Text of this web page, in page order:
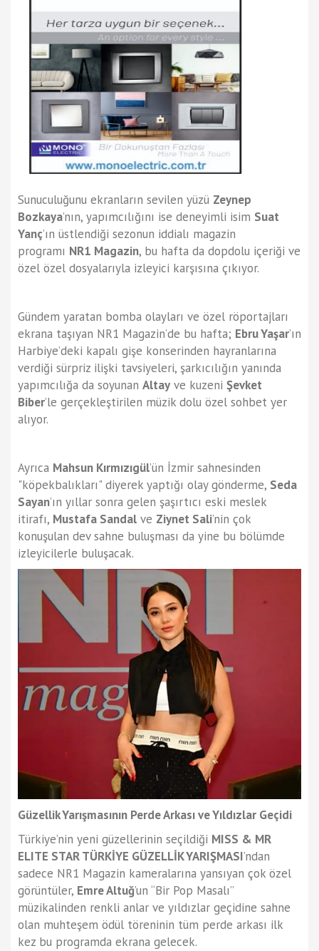
Sunuculuğunu ekranların sevilen yüzü Zeynep
Bozkaya’nın, yapımcılığını ise deneyimli isim Suat
Yanç’ın üstlendiği sezonun iddialı magazin
programı NR1 Magazin, bu hafta da dopdolu içeriği ve
özel özel dosyalarıyla izleyici karşısına çıkıyor.
Gündem yaratan bomba olayları ve özel röportajları
ekrana taşıyan NR1 Magazin’de bu hafta; Ebru Yaşar’ın
Harbiye’deki kapalı gişe konserinden hayranlarına
verdiği sürpriz ilişki tavsiyeleri, şarkıcılığın yanında
yapımcılığa da soyunan Altay ve kuzeni Şevket
Biber’le gerçekleştirilen müzik dolu özel sohbet yer
alıyor.
Ayrıca Mahsun Kırmızıgül’ün İzmir sahnesinden
"köpekbalıkları" diyerek yaptığı olay gönderme, Seda
Sayan’ın yıllar sonra gelen şaşırtıcı eski meslek
itirafı, Mustafa Sandal ve Ziynet Sali’nin çok
konuşulan dev sahne buluşması da yine bu bölümde
izleyicilerle buluşacak.
Güzellik Yarışmasının Perde Arkası ve Yıldızlar Geçidi
Türkiye’nin yeni güzellerinin seçildiği MISS & MR
ELITE STAR TÜRKİYE GÜZELLİK YARIŞMASI’ndan
sadece NR1 Magazin kameralarına yansıyan çok özel
görüntüler, Emre Altuğ’un “Bir Pop Masalı”
müzikalinden renkli anlar ve yıldızlar geçidine sahne
olan muhteşem ödül töreninin tüm perde arkası ilk
kez bu programda ekrana gelecek.